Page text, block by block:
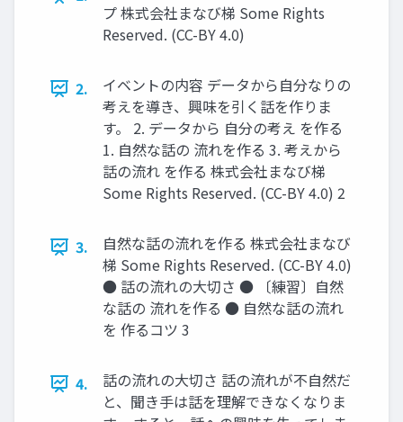
プ 株式会社まなび梯 Some Rights
Reserved. (CC-BY 4.0)
2.
イベントの内容 データから自分なりの
考えを導き、興味を引く話を作りま
す。 2. データから 自分の考え を作る
1. 自然な話の 流れを作る 3. 考えから
話の流れ を作る 株式会社まなび梯
Some Rights Reserved. (CC-BY 4.0) 2
3.
自然な話の流れを作る 株式会社まなび
梯 Some Rights Reserved. (CC-BY 4.0)
● 話の流れの大切さ ● 〔練習〕自然
な話の 流れを作る ● 自然な話の流れ
を 作るコツ 3
4.
話の流れの大切さ 話の流れが不自然だ
と、聞き手は話を理解できなくなりま